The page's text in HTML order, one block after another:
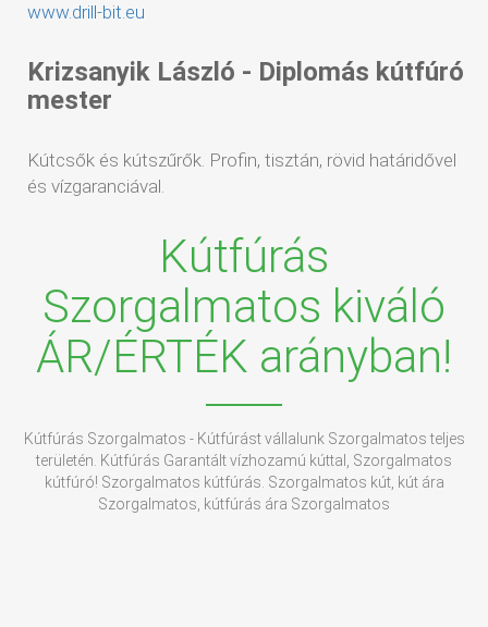
www.drill-bit.eu
Krizsanyik László - Diplomás kútfúró
mester
Kútcsők és kútszűrők. Profin, tisztán, rövid határidővel
és vízgaranciával.
Kútfúrás
Szorgalmatos kiváló
ÁR/ÉRTÉK arányban!
Kútfúrás Szorgalmatos - Kútfúrást vállalunk Szorgalmatos teljes
területén. Kútfúrás Garantált vízhozamú kúttal, Szorgalmatos
kútfúró! Szorgalmatos kútfúrás. Szorgalmatos kút, kút ára
Szorgalmatos, kútfúrás ára Szorgalmatos